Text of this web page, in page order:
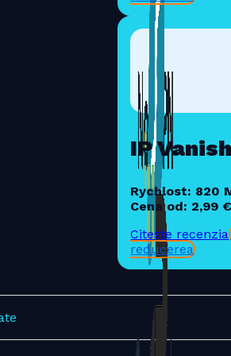
IP Vanish
Rychlost: 820
Cena od: 2,99 €
Citește recenzia
reducerea